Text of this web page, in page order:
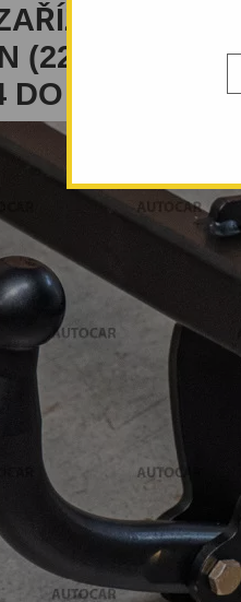
PRO
(221) -
2006